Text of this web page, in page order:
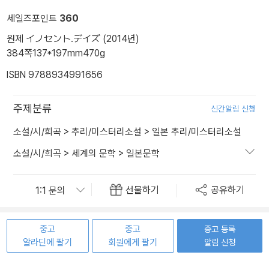
세일즈포인트 360
원제 イノセント.デイズ (2014년)
384쪽137*197mm470g
ISBN 9788934991656
주제분류 신간알림 신청
소설/시/희곡 > 추리/미스터리소설 > 일본 추리/미스터리소설
소설/시/희곡 > 세계의 문학 > 일본문학
선물하기 공유하기
중고
알라딘에 팔기
중고
회원에게 팔기
중고 등록
알림 신청